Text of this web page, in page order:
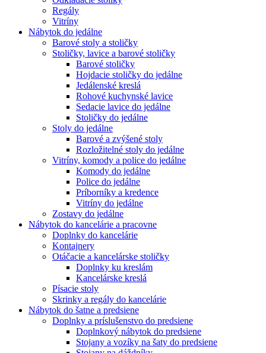
Regály
Vitríny
Nábytok do jedálne
Barové stoly a stoličky
Stoličky, lavice a barové stoličky
Barové stoličky
Hojdacie stoličky do jedálne
Jedálenské kreslá
Rohové kuchynské lavice
Sedacie lavice do jedálne
Stoličky do jedálne
Stoly do jedálne
Barové a zvýšené stoly
Rozložitelné stoly do jedálne
Vitríny, komody a police do jedálne
Komody do jedálne
Police do jedálne
Príborníky a kredence
Vitríny do jedálne
Zostavy do jedálne
Nábytok do kancelárie a pracovne
Doplnky do kancelárie
Kontajnery
Otáčacie a kancelárske stoličky
Doplnky ku kreslám
Kancelárske kreslá
Písacie stoly
Skrinky a regály do kancelárie
Nábytok do šatne a predsiene
Doplnky a príslušenstvo do predsiene
Doplnkový nábytok do predsiene
Stojany a vozíky na šaty do predsiene